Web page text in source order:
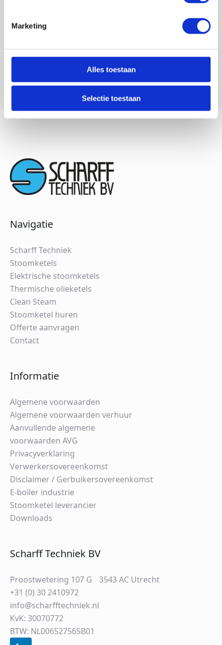
Marketing
Alles toestaan
Selectie toestaan
Navigatie
Scharff Techniek
Stoomketels
Elektrische stoomketels
Thermische olieketels
Clean Steam
Stoomketel huren
Offerte aanvragen
Contact
Informatie
Algemene voorwaarden
Algemene voorwaarden verhuur
Aanvullende algemene
voorwaarden AVG
Privacyverklaring
Verwerkersovereenkomst
Disclaimer / Gerbuikersovereenkomst
E-boiler industrie
Stoomketel leverancier
Downloads
Scharff Techniek BV
Proostwetering 107 G 3543 AC Utrecht
+31 (0) 30 2410972
info@scharfftechniek.nl
KvK: 30070772
BTW: NL006527565B01